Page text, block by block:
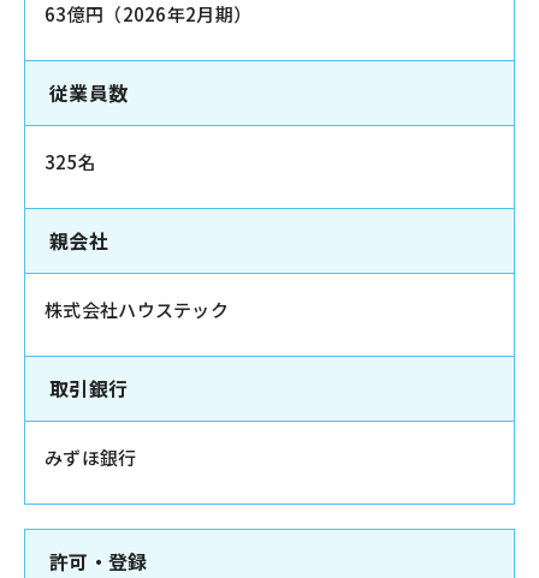
63億円（2026年2月期）
従業員数
325名
親会社
株式会社ハウステック
取引銀行
みずほ銀行
許可・登録